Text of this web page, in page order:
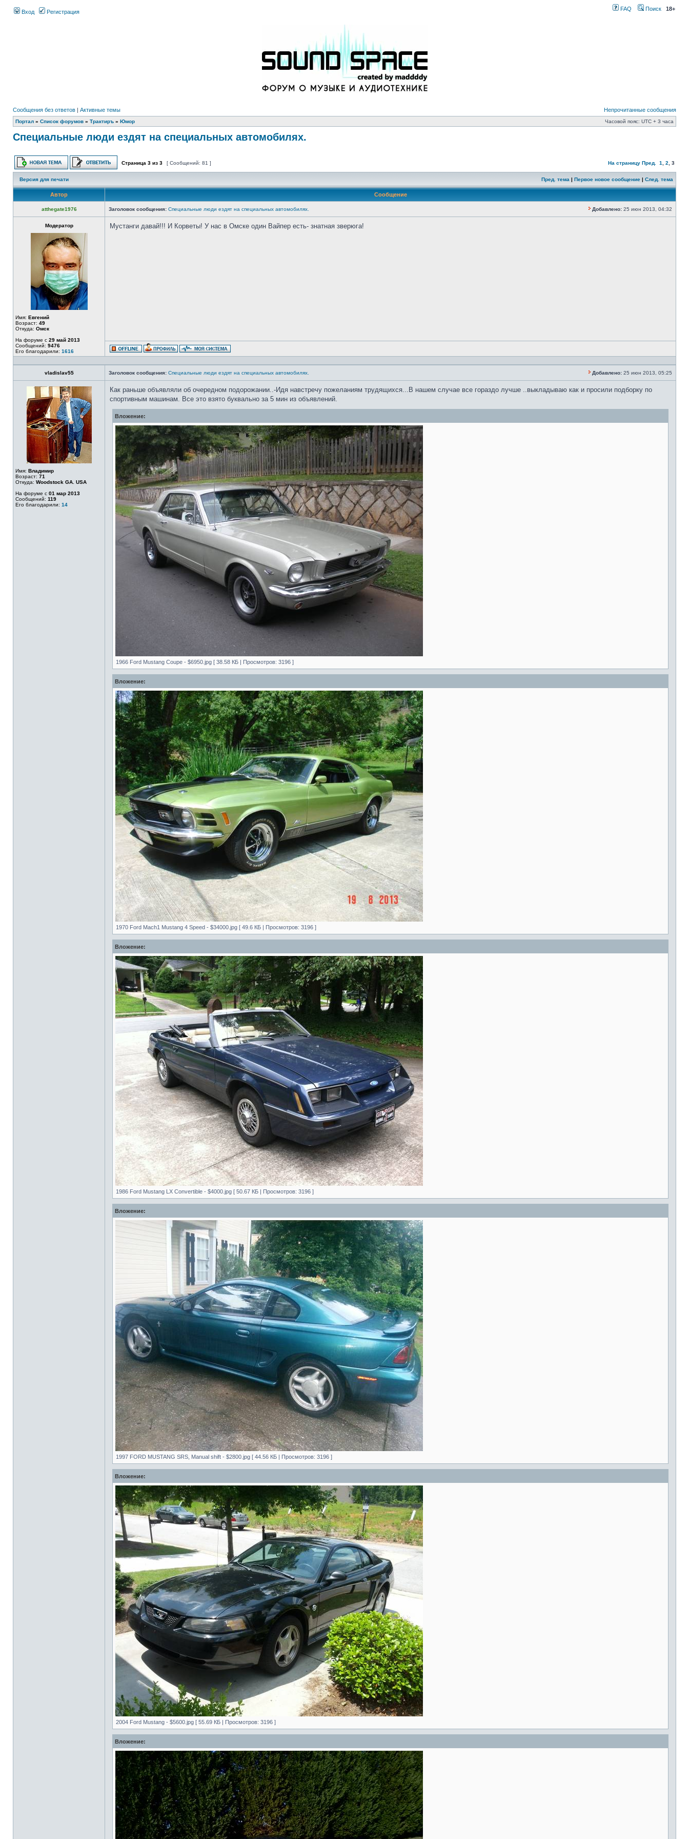
Вход Регистрация FAQ Поиск 18+
Сообщения без ответов | Активные темы Непрочитанные сообщения
Портал » Список форумов » Трактиръ » Юмор Часовой пояс: UTC + 3 часа
Специальные люди ездят на специальных автомобилях.
Страница 3 из 3 [ Сообщений: 81 ] На страницу Пред. 1 2 3
Версия для печати Пред. тема | Первое новое сообщение | След. тема
Автор Сообщение
atthegate1976 Заголовок сообщения: Специальные люди ездят на специальных автомобилях. Добавлено: 25 июн 2013, 04:32
Модератор
Имя: Евгений
Возраст: 49
Откуда: Омск
На форуме с 29 май 2013
Сообщений: 9476
Его благодарили: 1616
Мустанги давай!!! И Корветы! У нас в Омске один Вайпер есть- знатная зверюга!
vladislav55 Заголовок сообщения: Специальные люди ездят на специальных автомобилях. Добавлено: 25 июн 2013, 05:25
Имя: Владимир
Возраст: 71
Откуда: Woodstock GA. USA
На форуме с 01 мар 2013
Сообщений: 119
Его благодарили: 14
Как раньше объявляли об очередном подорожании..-Идя навстречу пожеланиям трудящихся...В нашем случае все гораздо лучше ..выкладываю как и просили подборку по
спортивным машинам. Все это взято буквально за 5 мин из объявлений.
Вложение:
1966 Ford Mustang Coupe - $6950.jpg [ 38.58 КБ | Просмотров: 3196 ]
Вложение:
1970 Ford Mach1 Mustang 4 Speed - $34000.jpg [ 49.6 КБ | Просмотров: 3196 ]
Вложение:
1986 Ford Mustang LX Convertible - $4000.jpg [ 50.67 КБ | Просмотров: 3196 ]
Вложение:
1997 FORD MUSTANG SRS, Manual shift - $2800.jpg [ 44.56 КБ | Просмотров: 3196 ]
Вложение:
2004 Ford Mustang - $5600.jpg [ 55.69 КБ | Просмотров: 3196 ]
Вложение: